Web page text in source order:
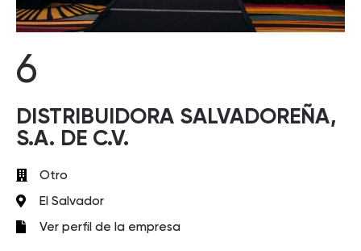
6
DISTRIBUIDORA SALVADOREÑA,
S.A. DE C.V.
Otro
El Salvador
Ver perfil de la empresa